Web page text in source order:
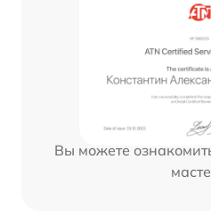
Вы можете